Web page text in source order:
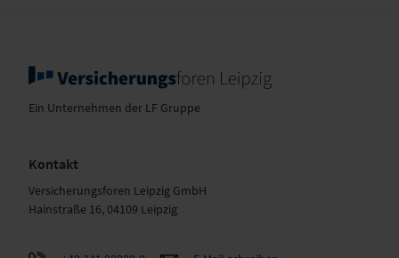
Ein Unternehmen der LF Gruppe
Kontakt
Versicherungsforen Leipzig GmbH
Hainstraße 16, 04109 Leipzig